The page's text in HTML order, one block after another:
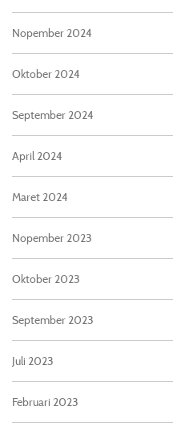
Nopember 2024
Oktober 2024
September 2024
April 2024
Maret 2024
Nopember 2023
Oktober 2023
September 2023
Juli 2023
Februari 2023